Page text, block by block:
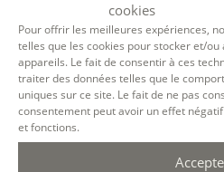
cookies
Pour offrir les meilleures expériences,
telles que les cookies pour stocker et/
appareils. Le fait de consentir à ces
traiter des données telles que le
uniques sur ce site. Le fait de ne pas
consentement peut avoir un effet
et fonctions.
Découverte
L’école d’écriture
La fabrique du manuscrit
Les stages pour artistes-auteurs
Se former à la biographie
Se former à l’animation